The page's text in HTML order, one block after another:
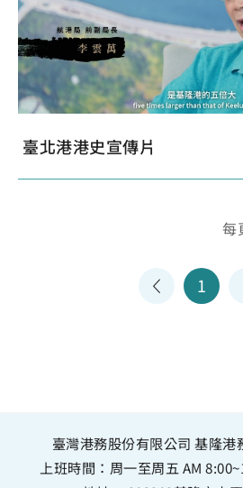
臺北港港史宣傳片
每
1
臺灣港務股份有限公司 基隆港
上班時間：周一至周五 AM